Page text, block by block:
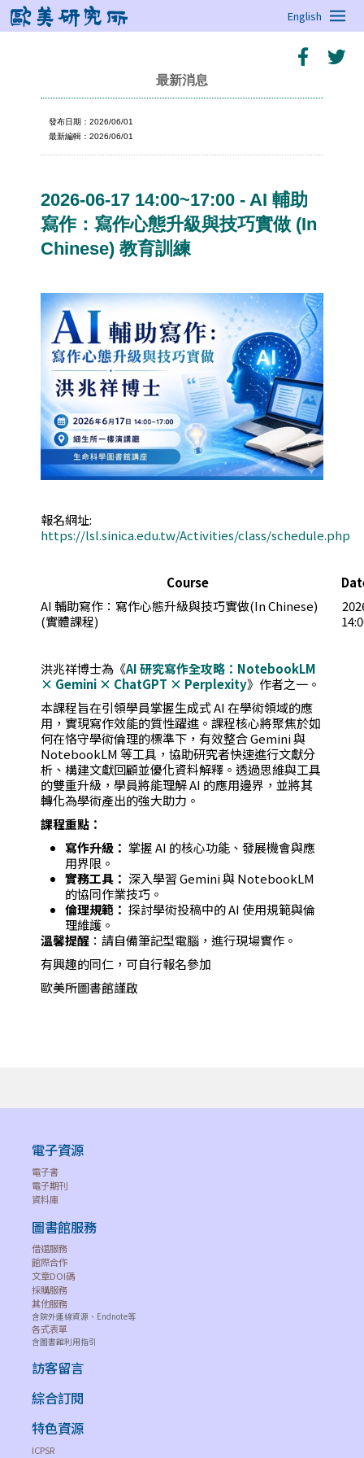
English
最新消息
發布日期：2026/06/01
最新編輯：2026/06/01
2026-06-17 14:00~17:00 - AI 輔助
寫作：寫作心態升級與技巧實做 (In
Chinese) 教育訓練
報名網址:
https://lsl.sinica.edu.tw/Activities/class/schedule.php
Course
AI 輔助寫作：寫作心態升級與技巧實做(In Chinese)
(實體課程)
洪兆祥博士為《AI研究寫作全攻略： NotebookLM
× Gemini × ChatGPT × Perplexity》作者之一。
本課程旨在引領學員掌握生成式 AI 在學術領域的應
用，實現寫作效能的質性躍進。課程核心將聚焦於如
何在恪守學術倫理的標準下，有效整合 Gemini 與
NotebookLM 等工具，協助研究者快速進行文獻分
析、構建文獻回顧並優化資料解釋。透過思維與工具
的雙重升級，學員將能理解 AI 的應用邊界，並將其
轉化為學術產出的強大助力。
課程重點：
寫作升級： 掌握 AI 的核心功能、發展機會與應
用界限。
實務工具： 深入學習 Gemini 與 NotebookLM
的協同作業技巧。
倫理規範： 探討學術投稿中的 AI 使用規範與倫
理維護。
溫馨提醒 ：請自備筆記型電腦，進行現場實作。
有興趣的同仁，可自行報名參加
歐美所圖書館謹啟
電子資源
電子書
電子期刊
資料庫
圖書館服務
借還服務
館際合作
文章DOI碼
採購服務
其他服務
含院外連線資源、Endnote等
各式表單
含圖書館利用指引
訪客留言
綜合訂閱
特色資源
ICPSR